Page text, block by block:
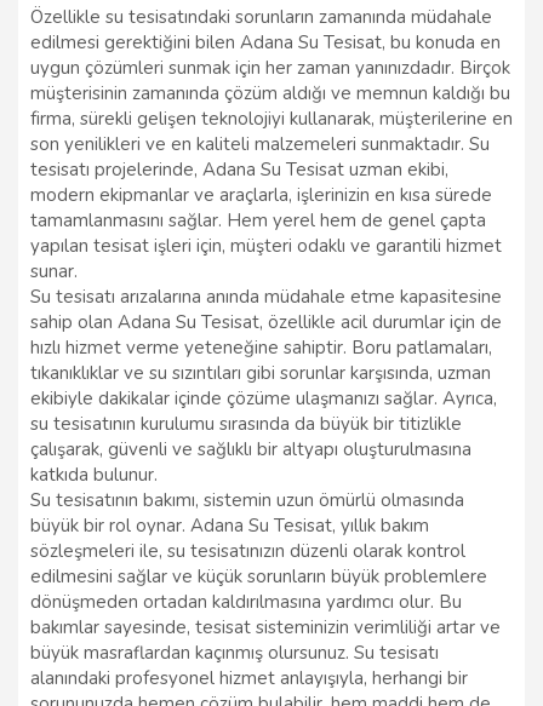
Özellikle su tesisatındaki sorunların zamanında müdahale
edilmesi gerektiğini bilen Adana Su Tesisat, bu konuda en
uygun çözümleri sunmak için her zaman yanınızdadır. Birçok
müşterisinin zamanında çözüm aldığı ve memnun kaldığı bu
firma, sürekli gelişen teknolojiyi kullanarak, müşterilerine en
son yenilikleri ve en kaliteli malzemeleri sunmaktadır. Su
tesisatı projelerinde, Adana Su Tesisat uzman ekibi,
modern ekipmanlar ve araçlarla, işlerinizin en kısa sürede
tamamlanmasını sağlar. Hem yerel hem de genel çapta
yapılan tesisat işleri için, müşteri odaklı ve garantili hizmet
sunar.
Su tesisatı arızalarına anında müdahale etme kapasitesine
sahip olan Adana Su Tesisat, özellikle acil durumlar için de
hızlı hizmet verme yeteneğine sahiptir. Boru patlamaları,
tıkanıklıklar ve su sızıntıları gibi sorunlar karşısında, uzman
ekibiyle dakikalar içinde çözüme ulaşmanızı sağlar. Ayrıca,
su tesisatının kurulumu sırasında da büyük bir titizlikle
çalışarak, güvenli ve sağlıklı bir altyapı oluşturulmasına
katkıda bulunur.
Su tesisatının bakımı, sistemin uzun ömürlü olmasında
büyük bir rol oynar. Adana Su Tesisat, yıllık bakım
sözleşmeleri ile, su tesisatınızın düzenli olarak kontrol
edilmesini sağlar ve küçük sorunların büyük problemlere
dönüşmeden ortadan kaldırılmasına yardımcı olur. Bu
bakımlar sayesinde, tesisat sisteminizin verimliliği artar ve
büyük masraflardan kaçınmış olursunuz. Su tesisatı
alanındaki profesyonel hizmet anlayışıyla, herhangi bir